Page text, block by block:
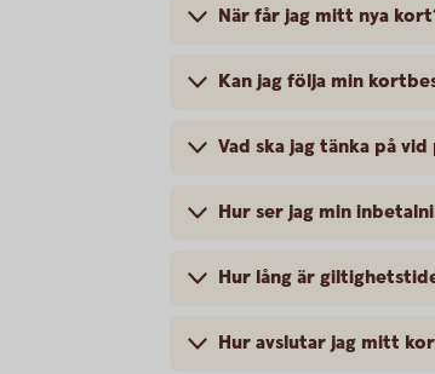
När får jag mitt nya
Kan jag följa min
Vad ska jag tänka på
Hur ser jag min
Hur lång är
Hur avslutar jag mitt